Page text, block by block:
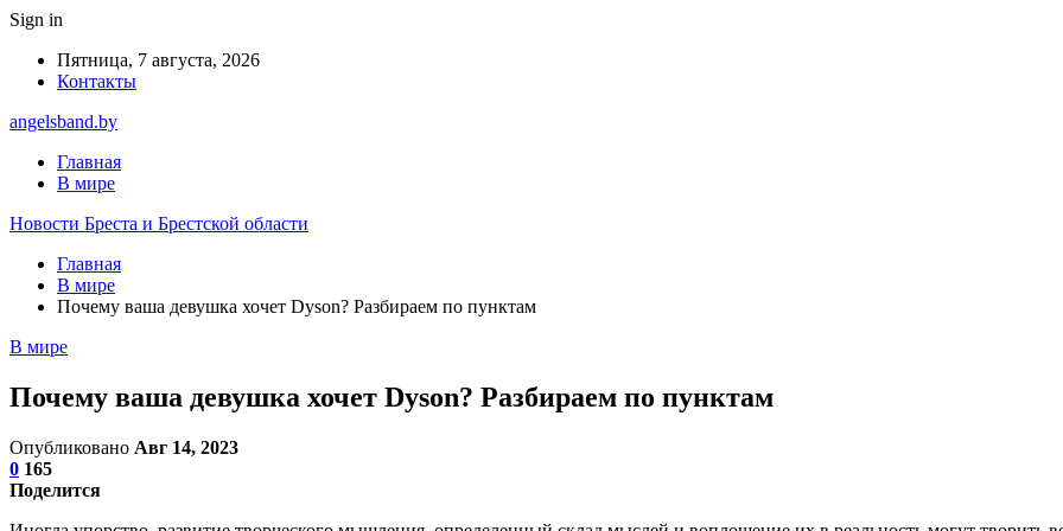
Sign in
Пятница, 7 августа, 2026
Контакты
angelsband.by
Главная
В мире
Новости Бреста и Брестской области
Главная
В мире
Почему ваша девушка хочет Dyson? Разбираем по пунктам
В мире
Почему ваша девушка хочет Dyson? Разбираем по пунктам
Опубликовано Авг 14, 2023
0 165
Поделится